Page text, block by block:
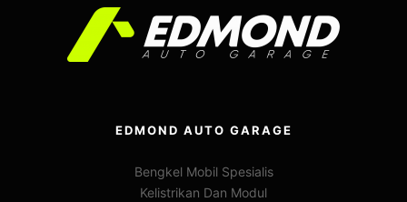
EDMOND AUTO GARAGE
Bengkel Mobil Spesialis
Kelistrikan Dan Modul